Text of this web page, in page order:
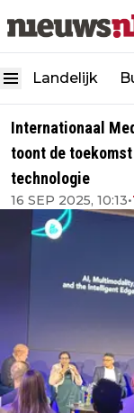
Landelijk
Internationaal
toont de
technologie
16 SEP 2025, 10:13•